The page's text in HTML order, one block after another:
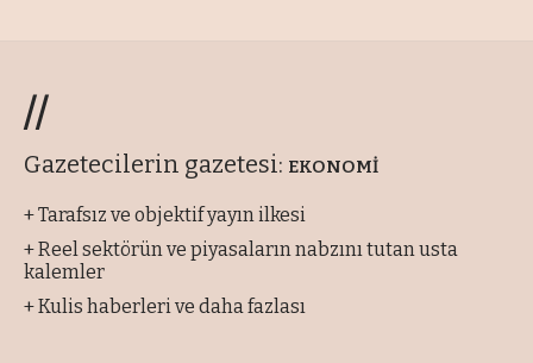
//
Gazetecilerin gazetesi: EKONOMİ
+ Tarafsız ve objektif yayın ilkesi
+ Reel sektörün ve piyasaların nabzını tutan usta
kalemler
+ Kulis haberleri ve daha fazlası